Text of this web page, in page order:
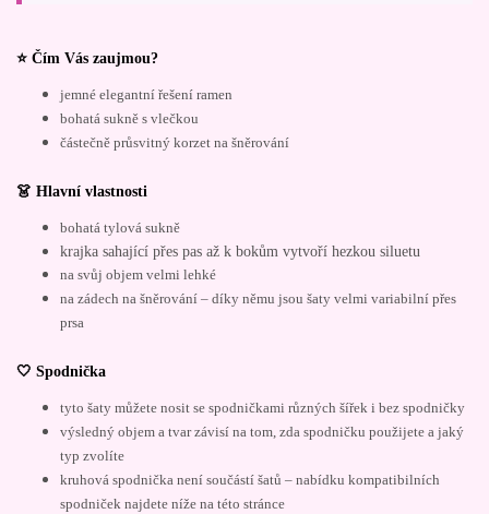
⭐ Čím Vás zaujmou?
jemné elegantní řešení ramen
bohatá sukně s vlečkou
částečně průsvitný korzet na šněrování
👗 Hlavní vlastnosti
bohatá tylová sukně
krajka sahající přes pas až k bokům vytvoří hezkou siluetu
na svůj objem velmi lehké
na zádech na šněrování – díky němu jsou šaty velmi variabilní přes
prsa
🤍 Spodnička
tyto šaty můžete nosit se spodničkami různých šířek i bez spodničky
výsledný objem a tvar závisí na tom, zda spodničku použijete a jaký
typ zvolíte
kruhová spodnička není součástí šatů – nabídku kompatibilních
spodniček najdete níže na této stránce